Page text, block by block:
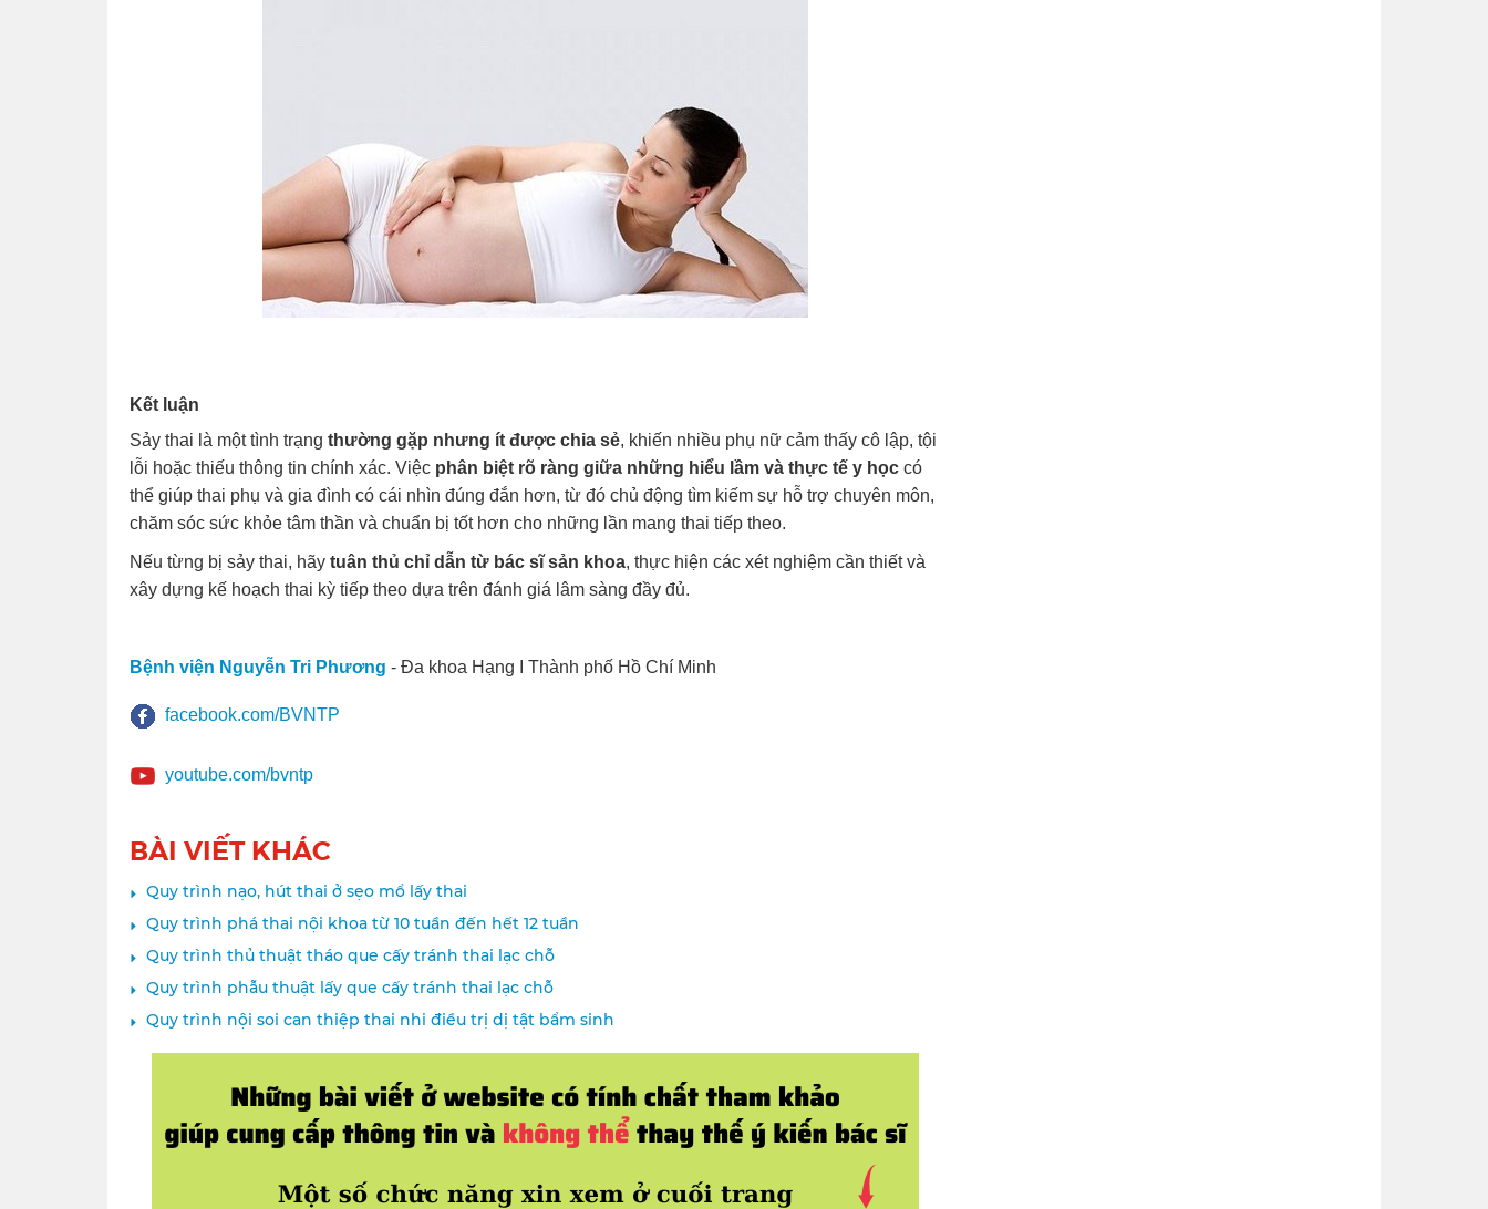
Kết luận
Sảy thai là một tình trạng thường gặp nhưng ít được chia sẻ, khiến nhiều phụ nữ cảm thấy cô lập, tội
lỗi hoặc thiếu thông tin chính xác. Việc phân biệt rõ ràng giữa những hiểu lầm và thực tế y học có
thể giúp thai phụ và gia đình có cái nhìn đúng đắn hơn, từ đó chủ động tìm kiếm sự hỗ trợ chuyên môn,
chăm sóc sức khỏe tâm thần và chuẩn bị tốt hơn cho những lần mang thai tiếp theo.
Nếu từng bị sảy thai, hãy tuân thủ chỉ dẫn từ bác sĩ sản khoa, thực hiện các xét nghiệm cần thiết và
xây dựng kế hoạch thai kỳ tiếp theo dựa trên đánh giá lâm sàng đầy đủ.
Bệnh viện Nguyễn Tri Phương - Đa khoa Hạng I Thành phố Hồ Chí Minh
facebook.com/BVNTP
youtube.com/bvntp
BÀI VIẾT KHÁC
Quy trình nạo, hút thai ở sẹo mổ lấy thai
Quy trình phá thai nội khoa từ 10 tuần đến hết 12 tuần
Quy trình thủ thuật tháo que cấy tránh thai lạc chỗ
Quy trình phẫu thuật lấy que cấy tránh thai lạc chỗ
Quy trình nội soi can thiệp thai nhi điều trị dị tật bẩm sinh